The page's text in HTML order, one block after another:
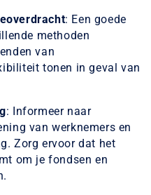
: Een goede
methoden
van
tonen in geval van
: Informeer naar
van werknemers en
Zorg ervoor dat het
om je fondsen en